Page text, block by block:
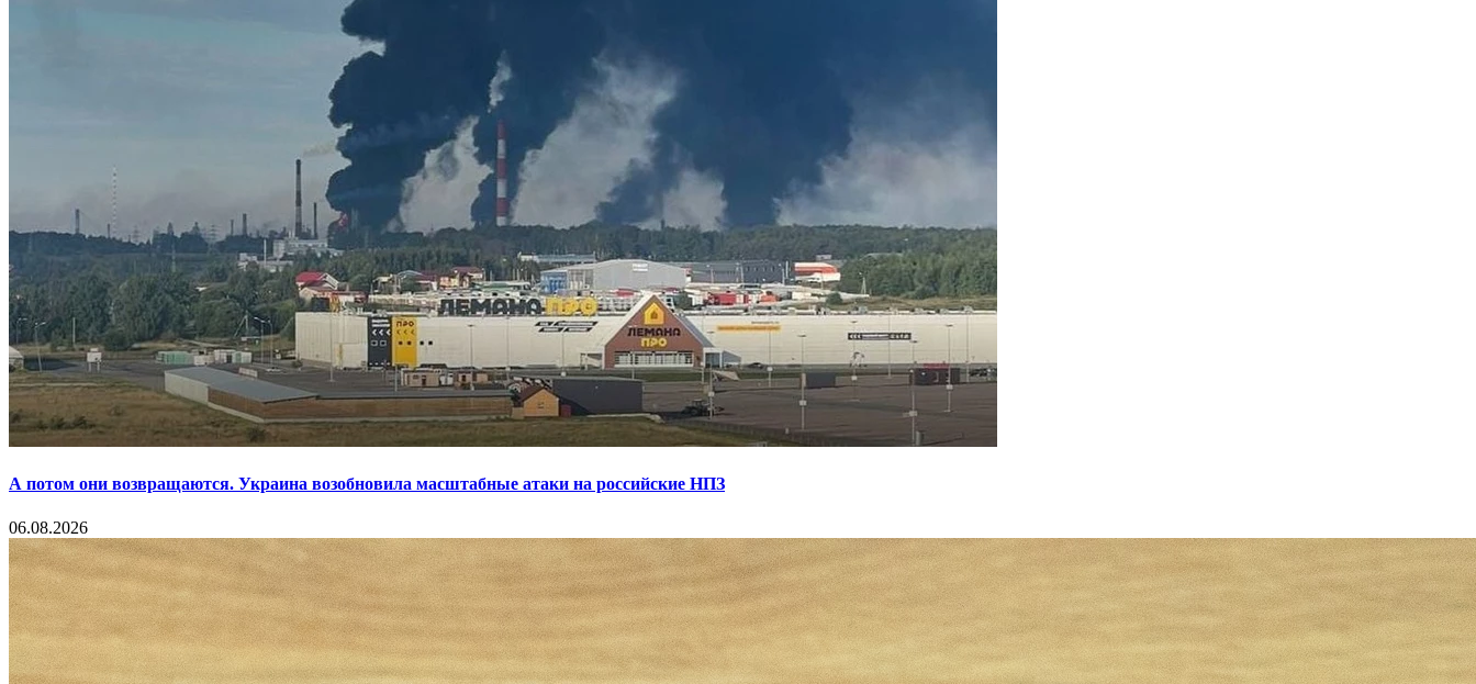
А потом они возвращаются. Украина возобновила масштабные атаки на российские НПЗ
06.08.2026